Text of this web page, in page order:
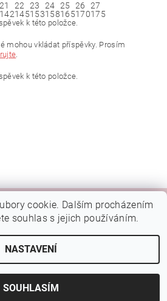
21 22 23 24 25 26
27
142145153158165170175
k této položce.
mohou vkládat příspěvky. Prosím
.
k této položce.
spodmínkami ochrany
Rady a tipy | Google mapa | Fotky prodejny
Náš FB
všechna práva vyhrazena
Vytvořil Shoptet
cookie. Dalším procházením
souhlas s jejich používáním.
NASTAVENÍ
SOUHLASÍM